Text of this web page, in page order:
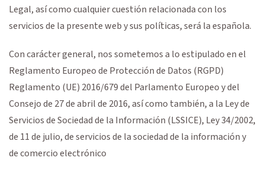
Legal, así como cualquier cuestión relacionada con los
servicios de la presente web y sus políticas, será la española.
Con carácter general, nos sometemos a lo estipulado en el
Reglamento Europeo de Protección de Datos (RGPD)
Reglamento (UE) 2016/679 del Parlamento Europeo y del
Consejo de 27 de abril de 2016, así como también, a la Ley de
Servicios de Sociedad de la Información (LSSICE), Ley 34/2002,
de 11 de julio, de servicios de la sociedad de la información y
de comercio electrónico